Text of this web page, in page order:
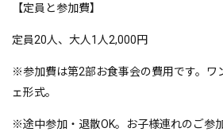
【定員と参加費】
定員20人、大人1人2,000円
※参加費は第2部お食事会の費用です。ワ
ェ形式。
※途中参加・退散OK。お子様連れのご参